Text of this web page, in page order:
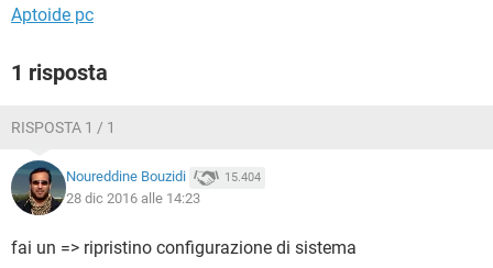
Aptoide pc
1 risposta
RISPOSTA 1 / 1
Noureddine Bouzidi 15.404
28 dic 2016 alle 14:23
fai un => ripristino configurazione di sistema